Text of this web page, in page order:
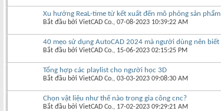
Xu hướng ReaL-time từ kết xuất đến mô phỏng sản phẩm
Bắt đầu bởi VietCAD Co.‎, 07-08-2023 10:39:22 AM
40 mẹo sử dụng AutoCAD 2024 mà người dùng nên biết
Bắt đầu bởi VietCAD Co.‎, 15-06-2023 02:15:25 PM
Tổng hợp các playlist cho người học 3D
Bắt đầu bởi VietCAD Co.‎, 03-03-2023 09:08:30 AM
Chọn vật liệu như thế nào trong gia công cnc?
Bắt đầu bởi VietCAD Co.‎, 17-02-2023 09:29:21 AM